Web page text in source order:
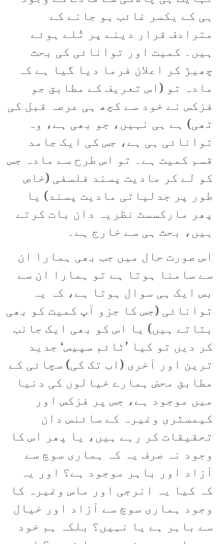
ہی کے یکسر غائب ہو جانے کے
مترادف قرار دینے پر تُلے ہوئے
ہیں۔ کمیت اور توانائی کی بحث
چھیڑ کر اعلان فرما دیا گیا ہے کہ
مادہ تو (اس تعریف کے مطابق جو
فزکس نے خود سے کچھ ہی عرصہ قبل کی
تھی) ہے ہی نہیں، جو بھی ہے، وہ
توانائی ہی ہے، جس کی ایک جامد
قسم کمیت ہے۔ تو اس طرح سے مادہ جس
کو لے کر مادیت پسند فلسفی (خاص
طور پر جدلیاتی مادیت پسند) یا
پھر مارکسسٹ نظریہ دان بات کرتے
ہیں، بحث ہی سے خارج ہے۔
اس صورت حال میں جب بھی ہمارا ان
سے سامنا ہوتا ہے تو ہمارا ان سے
بس ایک ہی سوال ہوتا ہے، کہ یہ
توانائی (جس کا جزو آپ کمیت کو بھی
بتاتے ہیں) یا اس کو بھی ایک جانب
کر دیں تو کیا ’ٹائم سپیس‘ جدید
ترین اور آخری (اب تک کی) سچائی کے
مطابق محض ہمارے خیالوں کی دنیا
میں موجود ہے، جس پر فزکس اور
کیمسٹری وغیرہ کے سائنس دان
تحقیقات کر رہے ہیں، یا پھر اس کا
وجود نہ صرف یہ کہ ہماری سوچ سے
آزاد اور باہر موجود ہے؟ اور یہ
کہ کیا یہ انرجی اور ماس وغیرہ کا
وجود ہماری سوچ سے آزاد اور خیال
سے باہر ہے یا نہیں؟ بلکہ ہم خود